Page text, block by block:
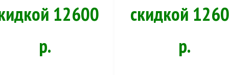
12600
р.
скидкой
р.